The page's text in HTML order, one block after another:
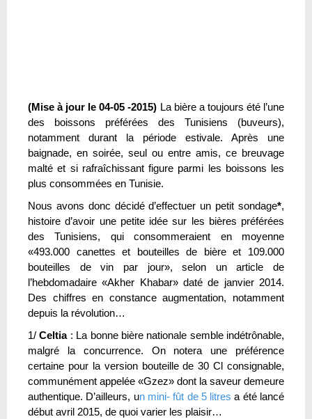
(Mise à jour le 04-05 -2015) La bière a toujours été l’une
des boissons préférées des Tunisiens (buveurs),
notamment durant la période estivale. Après une
baignade, en soirée, seul ou entre amis, ce breuvage
malté et si rafraîchissant figure parmi les boissons les
plus consommées en Tunisie.
Nous avons donc décidé d’effectuer un petit sondage*,
histoire d’avoir une petite idée sur les bières préférées
des Tunisiens, qui consommeraient en moyenne
«493.000 canettes et bouteilles de bière et 109.000
bouteilles de vin par jour», selon un article de
l’hebdomadaire «Akher Khabar» daté de janvier 2014.
Des chiffres en constance augmentation, notamment
depuis la révolution…
1/Celtia : La bonne bière nationale semble indétrônable,
malgré la concurrence. On notera une préférence
certaine pour la version bouteille de 30 Cl consignable,
communément appelée «Gzez» dont la saveur demeure
authentique. D’ailleurs, un mini- fût de 5 litres a été lancé
début avril 2015, de quoi varier les plaisir…